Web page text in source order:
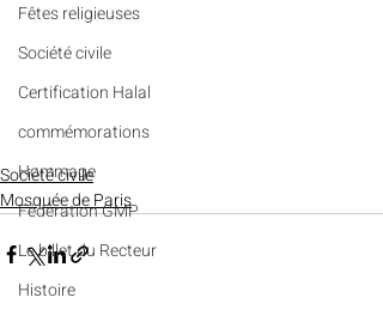
Fêtes religieuses
Société civile
Certification Halal
commémorations
Hommage
Fédération GMP
Le billet du Recteur
Histoire
Société civile
Mosquée de Paris